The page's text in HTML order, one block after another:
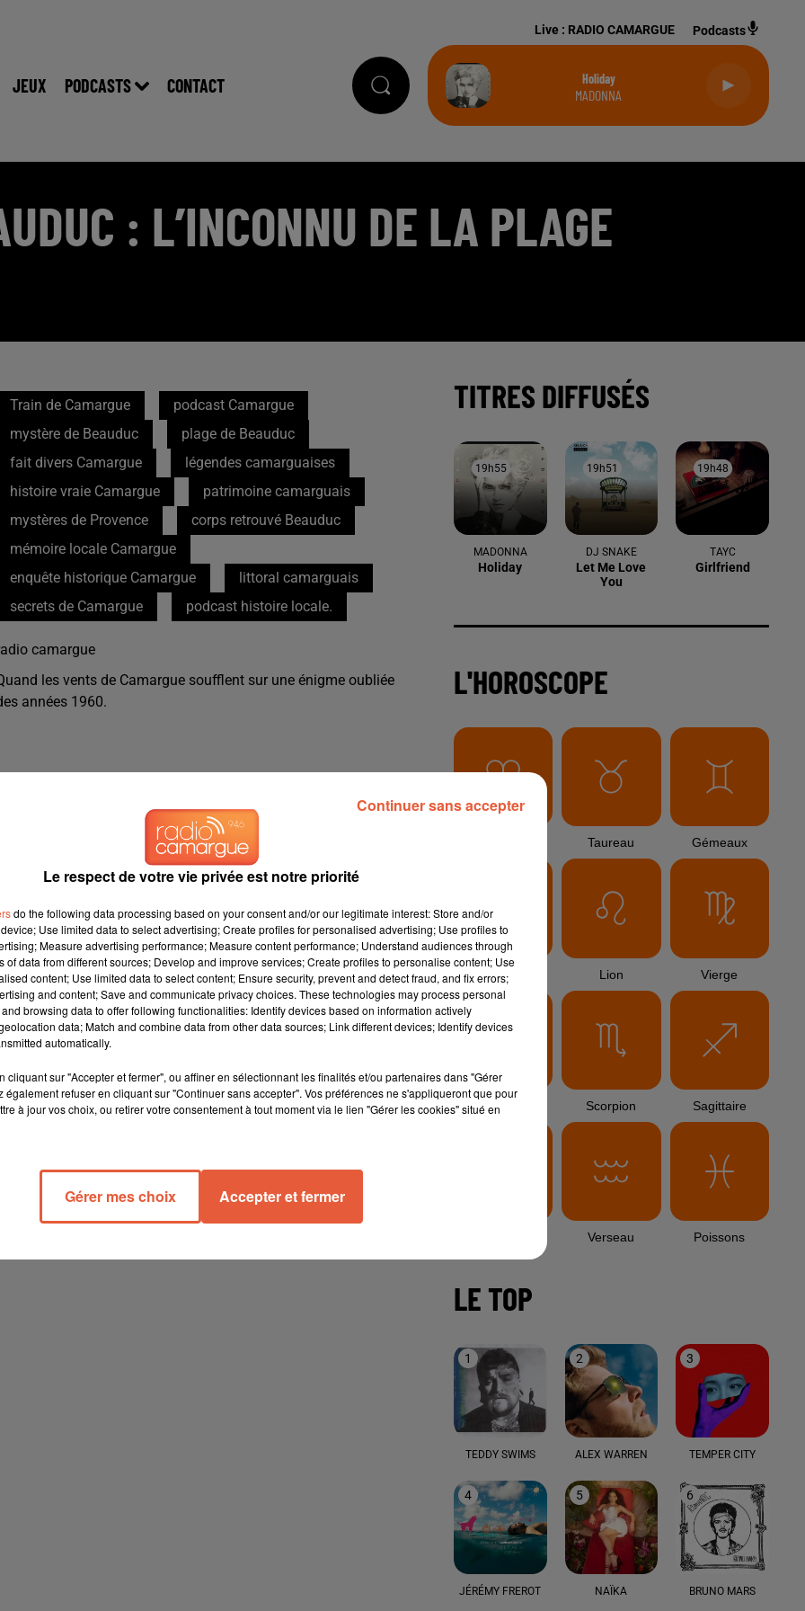
JEUX PODCASTS CONTACT
Live : RADIO CAMARGUE Podcasts
Holiday
MADONNA
: L’INCONNU DE LA PLAGE
Train de Camargue
podcast Camargue
mystère de Beauduc
plage de Beauduc
fait divers Camargue
légendes camarguaises
histoire vraie Camargue
patrimoine camarguais
mystères de Provence
corps retrouvé Beauduc
mémoire locale Camargue
enquête historique Camargue
littoral camarguais
secrets de Camargue
podcast histoire locale.
camargue
les vents de Camargue soufflent sur une énigme oubliée
années 1960.
les sentiers habituels du patrimoine pour explorer une
TITRES DIFFUSÉS
19h55
19h55
MADONNA
Holiday
19h51
19h51
DJ SNAKE
Let Me Love
You
19h48
19h48
TAYC
Girlfriend
L'HOROSCOPE
Taureau Gémeaux
Cancer Lion Vierge
Balance Scorpion Sagittaire
Verseau Poissons
LE TOP
1
TEDDY SWIMS
2
ALEX WARREN
3
TEMPER CITY
4
JÉRÉMY FREROT
5
NAÏKA
6
BRUNO MARS
Le respect de votre vie privée est notre priorité
do the following data processing based on your consent and/or our legitimate interest: Store and/or
Use limited data to select advertising; Create profiles for personalised advertising; Use profiles to
Measure advertising performance; Measure content performance; Understand audiences through
of data from different sources; Develop and improve services; Create profiles to personalise content; Use
content; Use limited data to select content; Ensure security, prevent and detect fraud, and fix errors;
and content; Save and communicate privacy choices. These technologies may process personal
browsing data to offer following functionalities: Identify devices based on information actively
data; Match and combine data from other data sources; Link different devices; Identify devices
automatically.
cliquant sur "Accepter et fermer", ou affiner en sélectionnant les finalités et/ou partenaires dans "Gérer
également refuser en cliquant sur "Continuer sans accepter". Vos préférences ne s'appliqueront que pour
à jour vos choix, ou retirer votre consentement à tout moment via le lien "Gérer les cookies" situé en
Gérer mes choix Accepter et fermer
Continuer sans accepter